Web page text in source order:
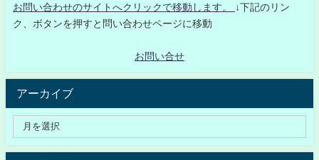
お問い合わせのサイトへクリックで移動します。
↓下記のリン
ク、ボタンを押すと問い合わせページに移動
お問い合せ
アーカイブ